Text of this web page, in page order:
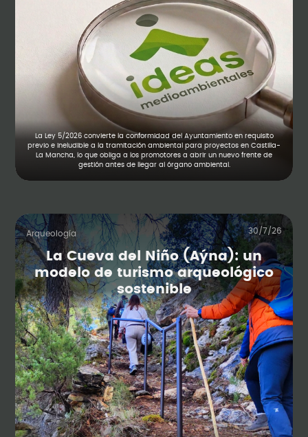
La Ley 5/2026 convierte la conformidad del Ayuntamiento en requisito
previo e ineludible a la tramitación ambiental para proyectos en Castilla-
La Mancha, lo que obliga a los promotores a abrir un nuevo frente de
gestión antes de llegar al órgano ambiental.
Arqueología 30/7/26
La Cueva del Niño (Aýna): un
modelo de turismo arqueológico
sostenible